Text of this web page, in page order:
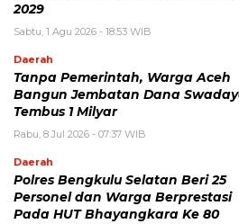
2029
Sabtu, 1 Agu 2026 - 18:53 WIB
Daerah
Tanpa Pemerintah, Warga Aceh
Bangun Jembatan Dana
Tembus 1 Milyar
Rabu, 8 Jul 2026 - 07:37 WIB
Daerah
Polres Bengkulu Selatan Beri 25
Personel dan Warga Berprestasi
Pada HUT Bhayangkara Ke 80